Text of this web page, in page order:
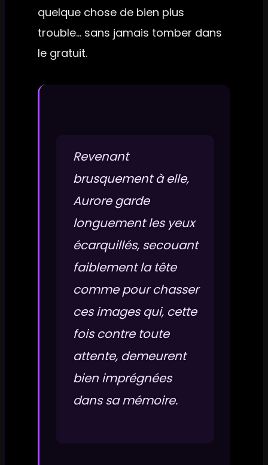
quelque chose de bien plus
trouble… sans jamais tomber dans
le gratuit.
Revenant
brusquement à elle,
Aurore garde
longuement les yeux
écarquillés, secouant
faiblement la tête
comme pour chasser
ces images qui, cette
fois contre toute
attente, demeurent
bien imprégnées
dans sa mémoire.